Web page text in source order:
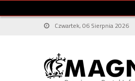
Czwartek, 06 Sierpnia 2026